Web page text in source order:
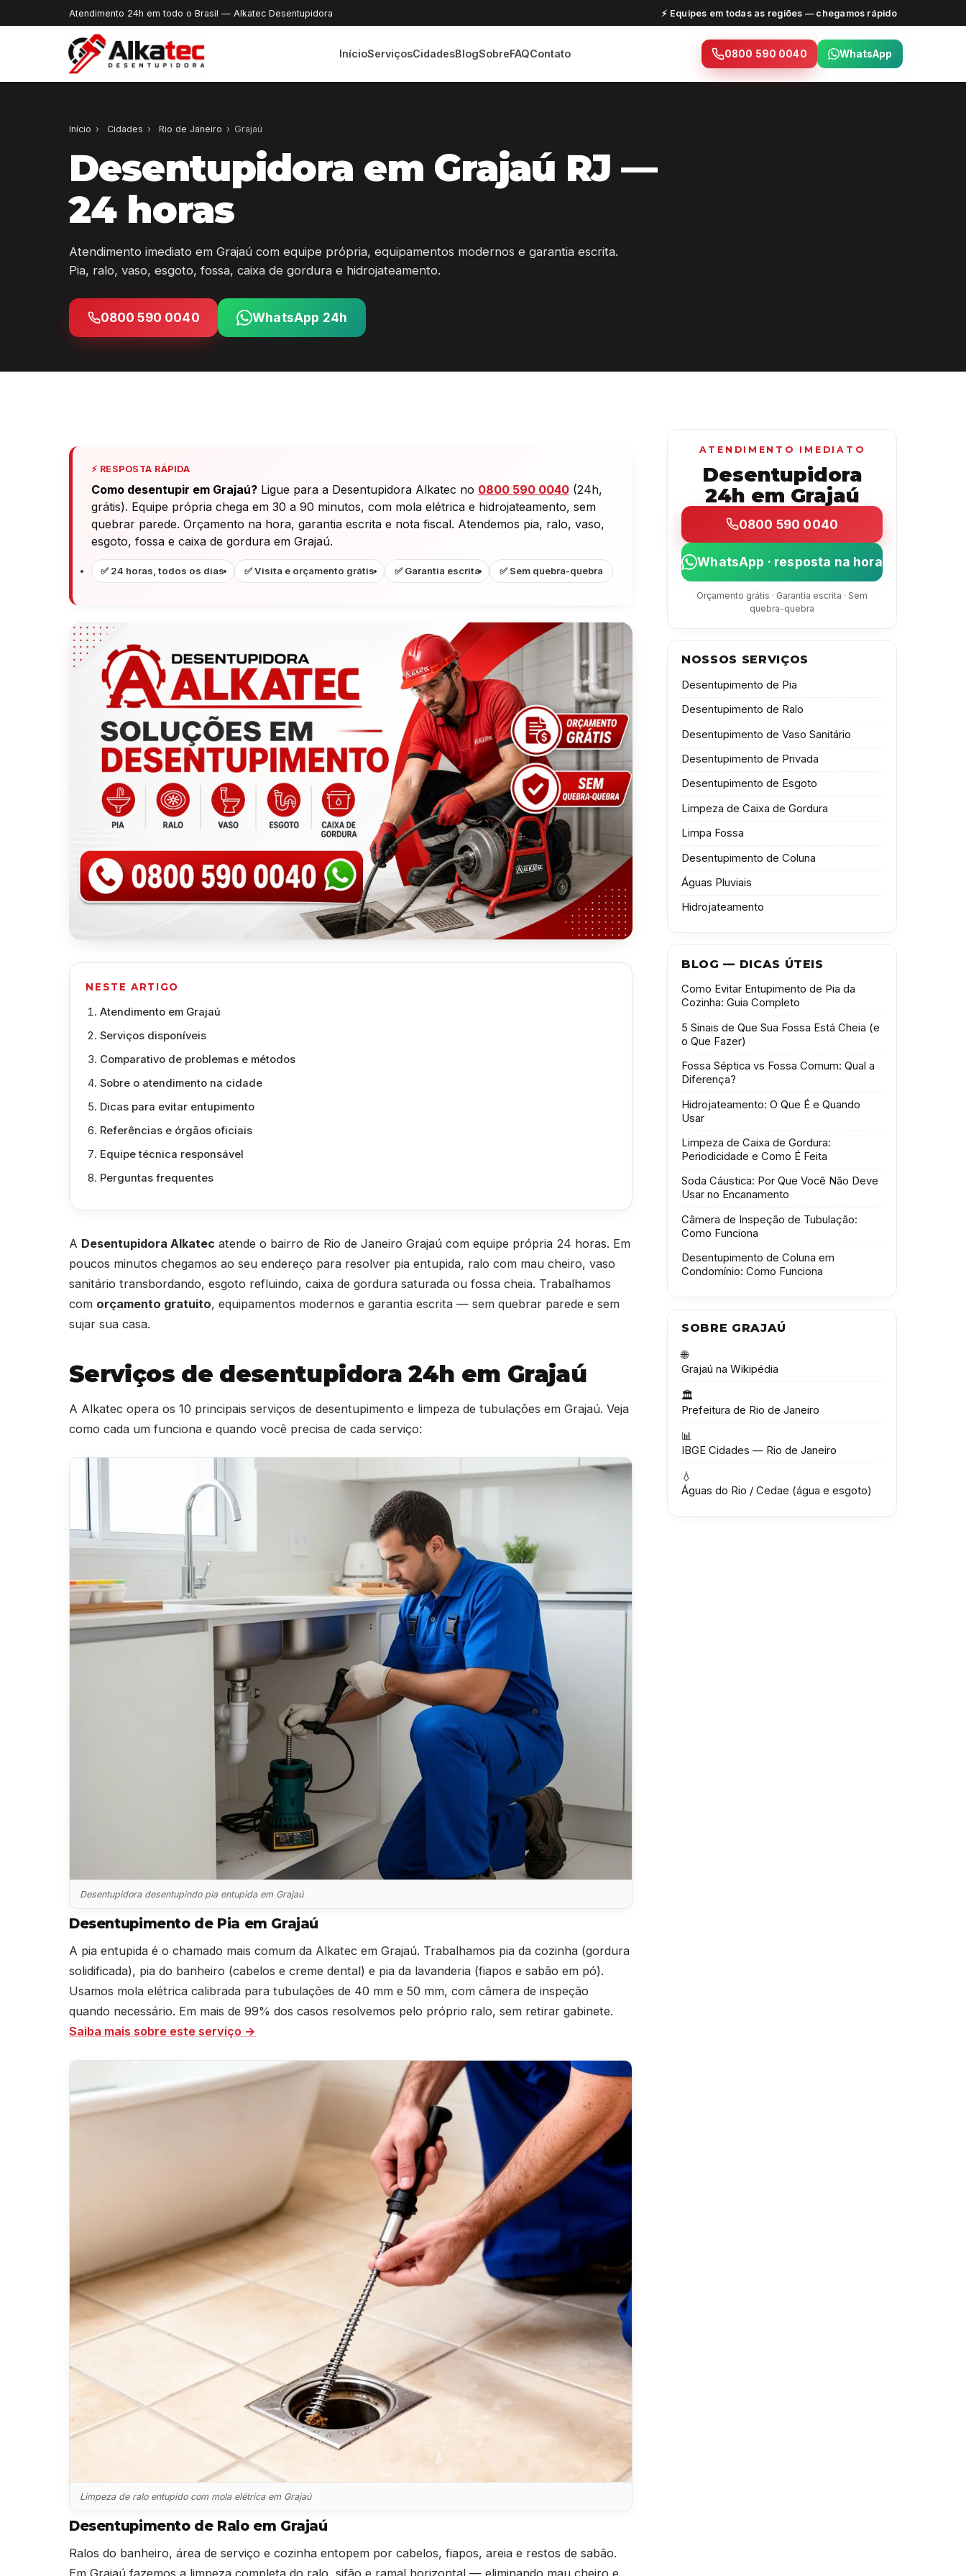
Atendimento 24h em todo o Brasil — Alkatec Desentupidora ⚡ Equipes em todas as regiões — chegamos rápido
InícioServiçosCidadesBlogSobreFAQContato 0800 590 0040 WhatsApp
Início › Cidades › Rio de Janeiro › Grajaú
Desentupidora em Grajaú RJ —
24 horas
Atendimento imediato em Grajaú com equipe própria, equipamentos modernos e garantia escrita.
Pia, ralo, vaso, esgoto, fossa, caixa de gordura e hidrojateamento.
0800 590 0040 WhatsApp 24h
⚡ RESPOSTA RÁPIDA
Como desentupir em Grajaú?Ligue para a Desentupidora Alkatec no 0800 590 0040(24h,
grátis). Equipe própria chega em 30 a 90 minutos, com mola elétrica e hidrojateamento, sem
quebrar parede. Orçamento na hora, garantia escrita e nota fiscal. Atendemos pia, ralo, vaso,
esgoto, fossa e caixa de gordura em Grajaú.
✅ 24 horas, todos os dias ✅ Visita e orçamento grátis ✅ Garantia escrita ✅ Sem quebra-quebra
NESTE ARTIGO
Atendimento em Grajaú
Serviços disponíveis
Comparativo de problemas e métodos
Sobre o atendimento na cidade
Dicas para evitar entupimento
Referências e órgãos oficiais
Equipe técnica responsável
Perguntas frequentes
A Desentupidora Alkatec atende o bairro de Rio de Janeiro Grajaú com equipe própria 24 horas. Em
poucos minutos chegamos ao seu endereço para resolver pia entupida, ralo com mau cheiro, vaso
sanitário transbordando, esgoto refluindo, caixa de gordura saturada ou fossa cheia. Trabalhamos
com orçamento gratuito, equipamentos modernos e garantia escrita — sem quebrar parede e sem
sujar sua casa.
Serviços de desentupidora 24h em Grajaú
A Alkatec opera os 10 principais serviços de desentupimento e limpeza de tubulações em Grajaú. Veja
como cada um funciona e quando você precisa de cada serviço:
Desentupidora desentupindo pia entupida em Grajaú
Desentupimento de Pia em Grajaú
A pia entupida é o chamado mais comum da Alkatec em Grajaú. Trabalhamos pia da cozinha (gordura
solidificada), pia do banheiro (cabelos e creme dental) e pia da lavanderia (fiapos e sabão em pó).
Usamos mola elétrica calibrada para tubulações de 40 mm e 50 mm, com câmera de inspeção
quando necessário. Em mais de 99% dos casos resolvemos pelo próprio ralo, sem retirar gabinete.
Saiba mais sobre este serviço →
Limpeza de ralo entupido com mola elétrica em Grajaú
Desentupimento de Ralo em Grajaú
Ralos do banheiro, área de serviço e cozinha entopem por cabelos, fiapos, areia e restos de sabão.
ATENDIMENTO IMEDIATO
Desentupidora
24h em Grajaú
0800 590 0040
WhatsApp · resposta na hora
Orçamento grátis · Garantia escrita · Sem
quebra-quebra
NOSSOS SERVIÇOS
Desentupimento de Pia
Desentupimento de Ralo
Desentupimento de Vaso Sanitário
Desentupimento de Privada
Desentupimento de Esgoto
Limpeza de Caixa de Gordura
Limpa Fossa
Desentupimento de Coluna
Águas Pluviais
Hidrojateamento
BLOG — DICAS ÚTEIS
Como Evitar Entupimento de Pia da
Cozinha: Guia Completo
5 Sinais de Que Sua Fossa Está Cheia (e
o Que Fazer)
Fossa Séptica vs Fossa Comum: Qual a
Diferença?
Hidrojateamento: O Que É e Quando
Usar
Limpeza de Caixa de Gordura:
Periodicidade e Como É Feita
Soda Cáustica: Por Que Você Não Deve
Usar no Encanamento
Câmera de Inspeção de Tubulação:
Como Funciona
Desentupimento de Coluna em
Condomínio: Como Funciona
SOBRE GRAJAÚ
🌐
Grajaú na Wikipédia
🏛️
Prefeitura de Rio de Janeiro
📊
IBGE Cidades — Rio de Janeiro
💧
Águas do Rio / Cedae (água e esgoto)